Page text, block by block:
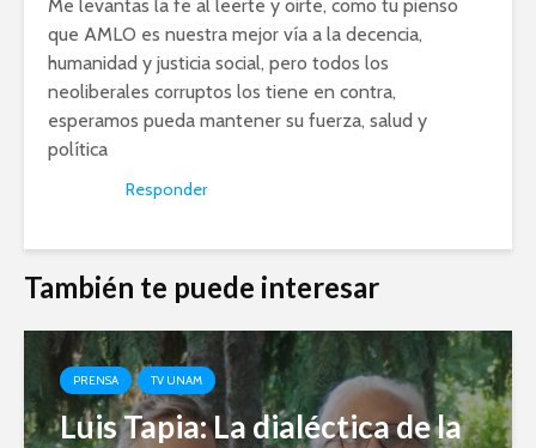
Me levantas la fe al leerte y oirte, como tu pienso
que AMLO es nuestra mejor vía a la decencia,
humanidad y justicia social, pero todos los
neoliberales corruptos los tiene en contra,
esperamos pueda mantener su fuerza, salud y
política
Responder
También te puede interesar
PRENSA TV UNAM
Luis Tapia: La dialéctica de la